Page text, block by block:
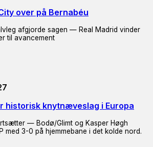
over på Bernabéu
afgjorde sagen — Real Madrid vinder
til avancement
historisk knytnæveslag i Europa
— Bodø/Glimt og Kasper Høgh
med 3-0 på hjemmebane i det kolde nord.